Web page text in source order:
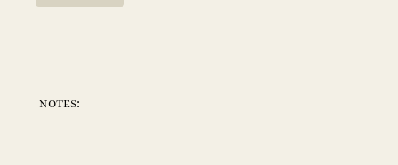
notes: